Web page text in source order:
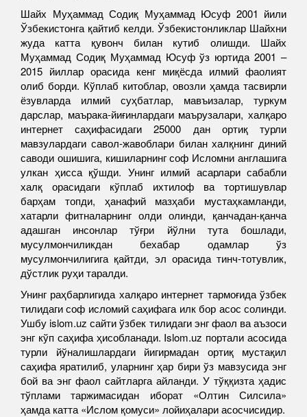
Шайх Муҳаммад Содиқ Муҳаммад Юсуф 2001 йили
Ўзбекистонга қайтиб келди. Ўзбекистонликлар Шайхни
жуда катта қувонч билан кутиб олишди. Шайх
Муҳаммад Содиқ Муҳаммад Юсуф ўз юртида 2001 –
2015 йиллар орасида кенг миқёсда илмий фаолият
олиб борди. Кўплаб китоблар, овозли ҳамда тасвирли
ёзувларда илмий суҳбатлар, мавъизалар, туркум
дарслар, маърака-йиғинлардаги маърузалари, халқаро
интернет саҳифасидаги 25000 дан ортиқ турли
мавзулардаги савол-жавоблари билан халқнинг диний
саводи ошишига, кишиларнинг соф Исломни англашига
улкан ҳисса қўшди. Унинг илмий асарлари сабабли
халқ орасидаги кўплаб ихтилоф ва тортишувлар
барҳам топди, ҳанафий мазҳаби мустаҳкамланди,
хатарли фитналарнинг олди олинди, қанчадан-қанча
адашган инсонлар тўғри йўлни тута бошлади,
мусулмончиликдан бехабар одамлар ўз
мусулмончилигига қайтди, эл орасида тинч-тотувлик,
дўстлик руҳи таралди.
Унинг раҳбарлигида халқаро интернет тармоғида ўзбек
тилидаги соф исломий саҳифага илк бор асос солинди.
Ушбу islom.uz сайти ўзбек тилидаги энг фаол ва аъзоси
энг кўп саҳифа ҳисобланади. Islom.uz портали асосида
турли йўналишлардаги йигирмадан ортиқ мустақил
саҳифа яратилиб, уларнинг ҳар бири ўз мавзусида энг
бой ва энг фаол сайтларга айланди. У тўққизта ҳадис
тўплами таржимасидан иборат «Олтин Силсила»
ҳамда катта «Ислом қомуси» лойиҳалари асосчисидир.